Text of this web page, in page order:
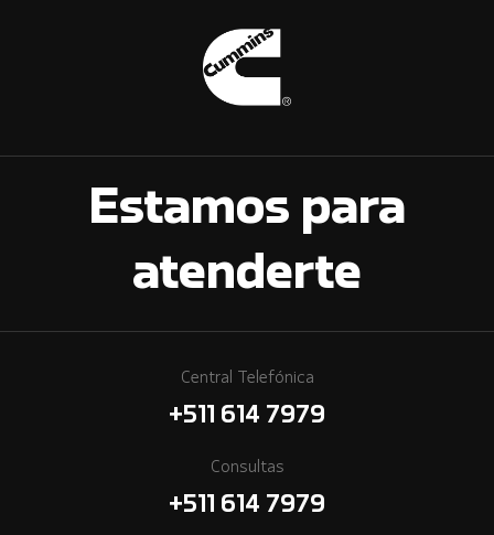
Estamos para
atenderte
Central Telefónica
+511 614 7979
Consultas
+511 614 7979